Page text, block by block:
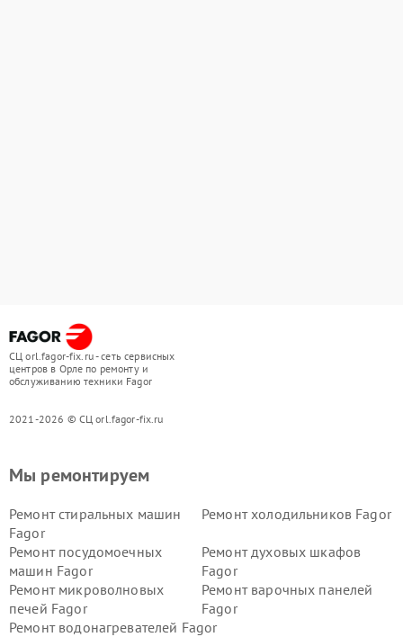
СЦ orl.fagor-fix.ru - сеть сервисных
центров в Орле по ремонту и
обслуживанию техники Fagor
2021-2026 © СЦ orl.fagor-fix.ru
Мы ремонтируем
Ремонт стиральных машин
Fagor
Ремонт холодильников Fagor
Ремонт посудомоечных
машин Fagor
Ремонт духовых шкафов
Fagor
Ремонт микроволновых
печей Fagor
Ремонт варочных панелей
Fagor
Ремонт водонагревателей Fagor